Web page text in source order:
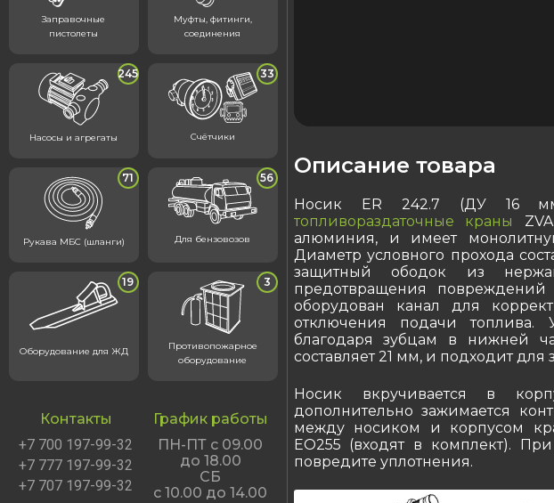
Описание товара
Носик ER 242.7 (ДУ 16
топливораздаточные краны
алюминия, и имеет
Диаметр условного прохода
защитный ободок из
предотвращения
оборудован канал для
отключения подачи топлива.
благодаря зубцам в нижней
составляет 21 мм, и подходит для
Носик вкручивается в
дополнительно зажимается
между носиком и корпусом
EO255 (входят в комплект).
повредите уплотнения.
Заправочные
пистолеты
Муфты, фитинги,
соединения
Насосы и агрегаты
245
Счётчики
33
Рукава МБС (шланги)
71
Для бензовозов
56
Оборудование для ЖД
19
Противопожарное
оборудование
3
Контакты
+7 700 197-99-32
+7 777 197-99-32
+7 707 197-99-32
График работы
ПН-ПТ с 09.00
до 18.00
СБ
с 10.00 до 14.00